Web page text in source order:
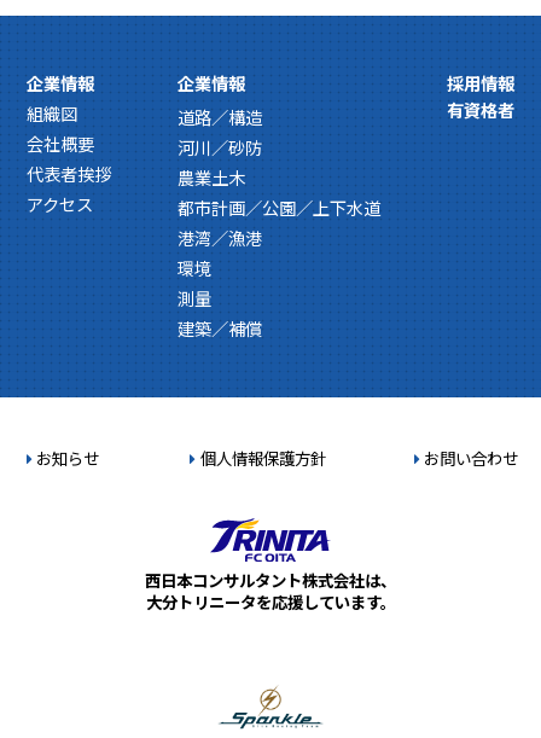
企業情報
組織図
会社概要
代表者挨拶
アクセス
企業情報
道路／構造
河川／砂防
農業土木
都市計画／公園／上下水道
港湾／漁港
環境
測量
建築／補償
採用情報
有資格者
お知らせ 個人情報保護方針 お問い合わせ
西日本コンサルタント株式会社は、
大分トリニータを応援しています。